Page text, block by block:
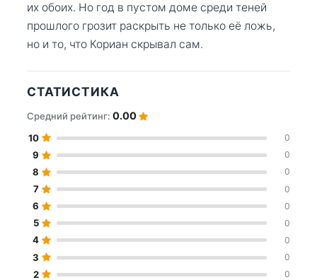
их обоих. Но год в пустом доме среди теней
прошлого грозит раскрыть не только её ложь,
но и то, что Кориан скрывал сам.
СТАТИСТИКА
Средний рейтинг: 0.00
10 0
9 0
8 0
7 0
6 0
5 0
4 0
3 0
2 0